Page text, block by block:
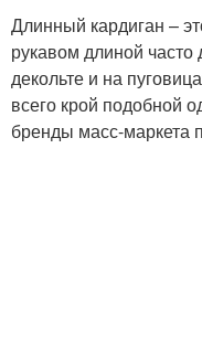
Длинный кардиган –
рукавом длиной часто
декольте и на
всего крой подобной
бренды масс-маркета